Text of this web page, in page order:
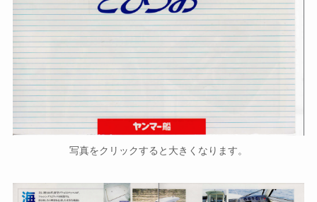
写真をクリックすると大きくなります。